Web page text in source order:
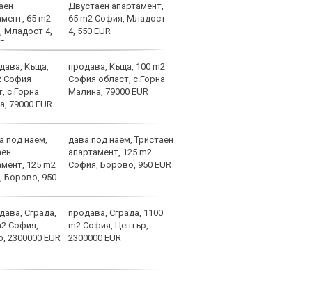
Двустаен апартамент,
65 m2 София, Младост
4, 550 EUR
продава, Къща, 100 m2
София област, с.Горна
Малина, 79000 EUR
дава под наем, Тристаен
апартамент, 125 m2
София, Борово, 950 EUR
продава, Сграда, 1100
m2 София, Център,
2300000 EUR